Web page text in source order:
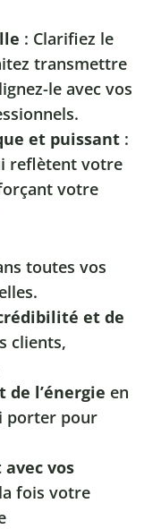
: Clarifiez le
transmettre
le avec vos
et puissant :
reflètent votre
votre
toutes vos
et de
clients,
de l’énergie en
porter pour
vos
fois votre